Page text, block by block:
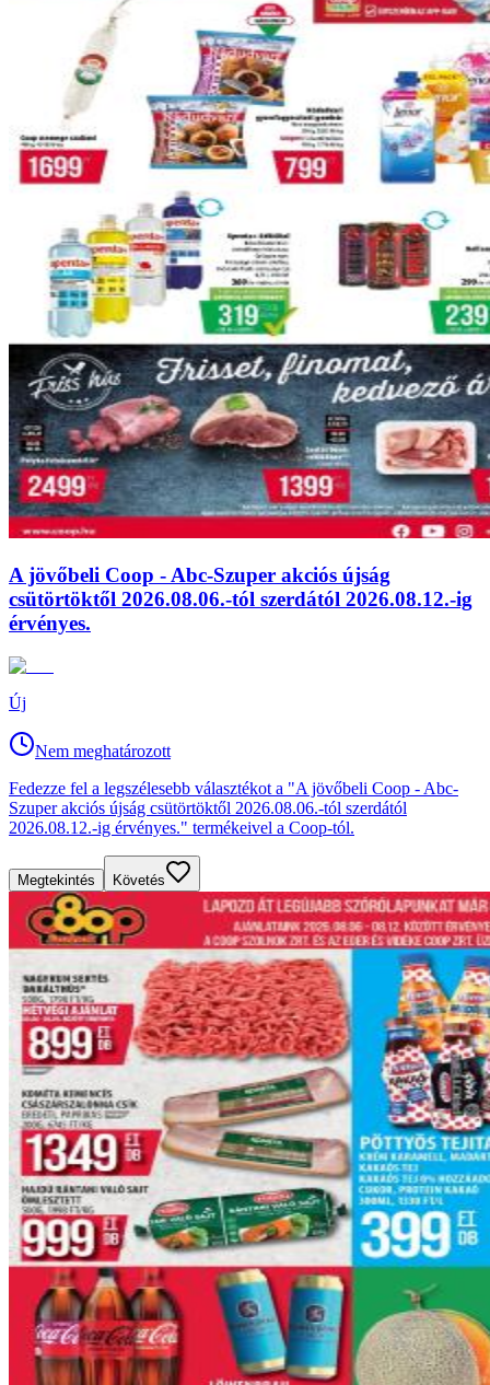
A jövőbeli Coop - Abc-Szuper akciós újság
csütörtöktől 2026.08.06.-tól szerdától 2026.08.12.-ig
érvényes.
Új
Nem meghatározott
Fedezze fel a legszélesebb választékot a "A jövőbeli Coop - Abc-
Szuper akciós újság csütörtöktől 2026.08.06.-tól szerdától
2026.08.12.-ig érvényes." termékeivel a Coop-tól.
Megtekintés Követés